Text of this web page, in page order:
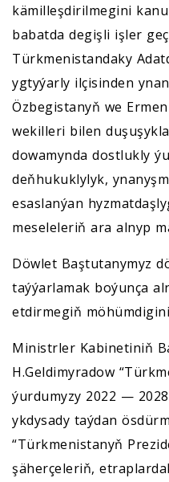
kämilleşdirilmegini
babatda degişli işler
Türkmenistandaky
ygtyýarly ilçisinden
Özbegistanyň we
wekilleri bilen
dowamynda dostlukly
deňhukuklylyk,
esaslanýan
meseleleriň ara alnyp
Döwlet Baştutanymyz
taýýarlamak boýunça
etdirmegiň
Ministrler Kabinetiniň
H.Geldimyradow
ýurdumyzy 2022 —
ykdysady taýdan
“Türkmenistanyň
şäherçeleriň,